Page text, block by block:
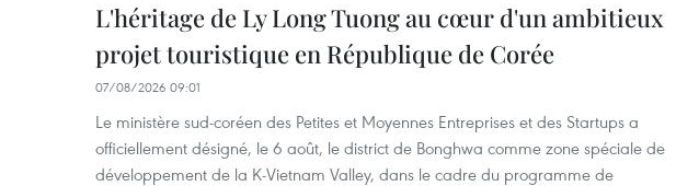
L'héritage de Ly Long Tuong au cœur d'un ambitieux
projet touristique en République de Corée
07/08/2026 09:01
Le ministère sud-coréen des Petites et Moyennes Entreprises et des Startups a
officiellement désigné, le 6 août, le district de Bonghwa comme zone spéciale de
développement de la K-Vietnam Valley, dans le cadre du programme de